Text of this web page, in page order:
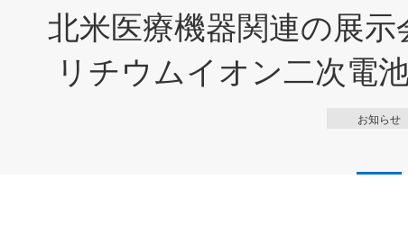
北米医療機器関連の展示
リチウムイオン二次電
お知らせ